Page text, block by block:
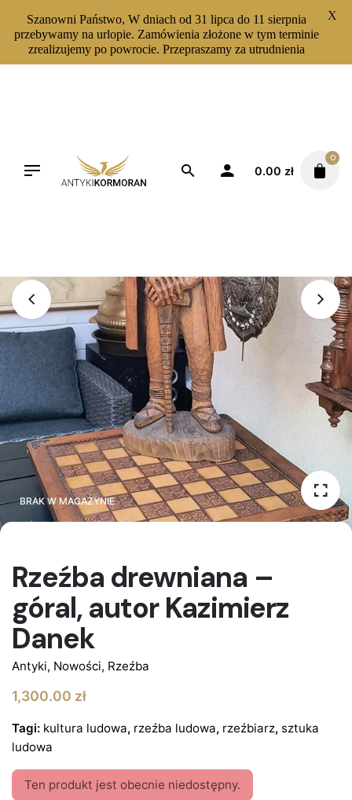
0.00 zł
0
BRAK W MAGAZYNIE
Rzeźba drewniana –
góral, autor Kazimierz
Danek
Antyki, Nowości, Rzeźba
1,300.00 zł
Tagi: kultura ludowa, rzeźba ludowa, rzeźbiarz, sztuka
ludowa
Ten produkt jest obecnie niedostępny.
Szanowni Państwo, W dniach od 31 lipca do 11 sierpnia
przebywamy na urlopie. Zamówienia złożone w tym terminie
zrealizujemy po powrocie. Przepraszamy za utrudnienia
X